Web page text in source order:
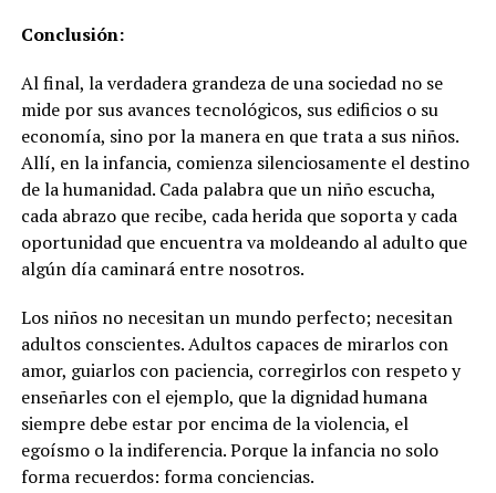
Conclusión:
Al final, la verdadera grandeza de una sociedad no se
mide por sus avances tecnológicos, sus edificios o su
economía, sino por la manera en que trata a sus niños.
Allí, en la infancia, comienza silenciosamente el destino
de la humanidad. Cada palabra que un niño escucha,
cada abrazo que recibe, cada herida que soporta y cada
oportunidad que encuentra va moldeando al adulto que
algún día caminará entre nosotros.
Los niños no necesitan un mundo perfecto; necesitan
adultos conscientes. Adultos capaces de mirarlos con
amor, guiarlos con paciencia, corregirlos con respeto y
enseñarles con el ejemplo, que la dignidad humana
siempre debe estar por encima de la violencia, el
egoísmo o la indiferencia. Porque la infancia no solo
forma recuerdos: forma conciencias.